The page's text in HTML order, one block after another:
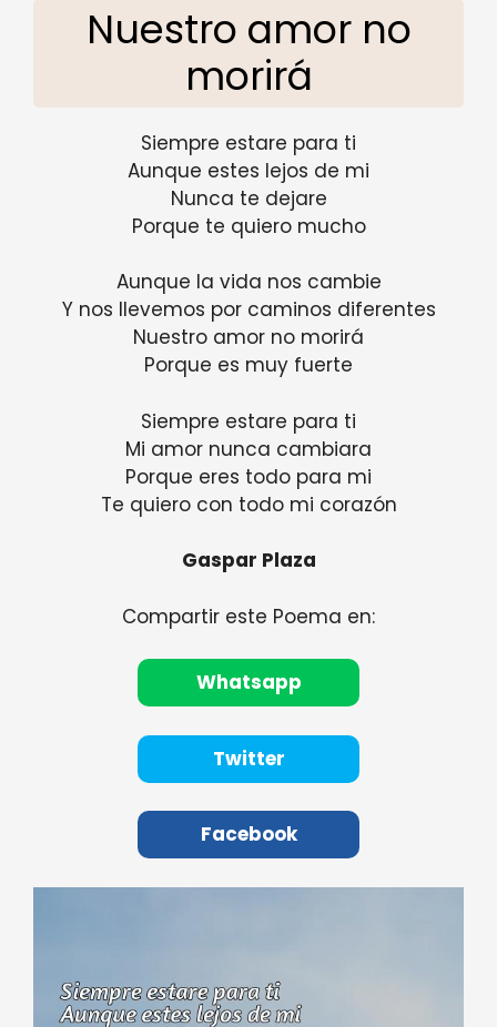
Nuestro amor no
morirá
Siempre estare para ti
Aunque estes lejos de mi
Nunca te dejare
Porque te quiero mucho
Aunque la vida nos cambie
Y nos llevemos por caminos diferentes
Nuestro amor no morirá
Porque es muy fuerte
Siempre estare para ti
Mi amor nunca cambiara
Porque eres todo para mi
Te quiero con todo mi corazón
Gaspar Plaza
Compartir este Poema en:
Whatsapp
Twitter
Facebook